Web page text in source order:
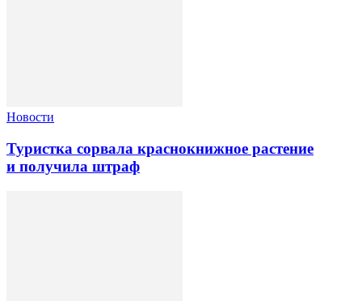
Новости
Туристка сорвала краснокнижное растение
и получила штраф